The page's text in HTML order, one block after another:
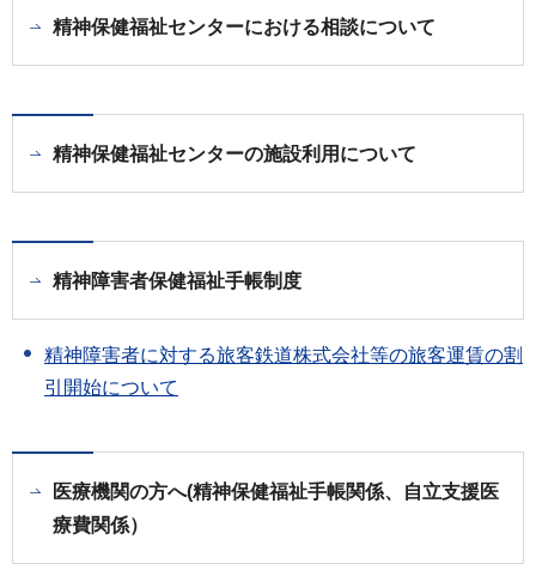
精神保健福祉センターにおける相談について
精神保健福祉センターの施設利用について
精神障害者保健福祉手帳制度
精神障害者に対する旅客鉄道株式会社等の旅客運賃の割
引開始について
医療機関の方へ(精神保健福祉手帳関係、自立支援医
療費関係）